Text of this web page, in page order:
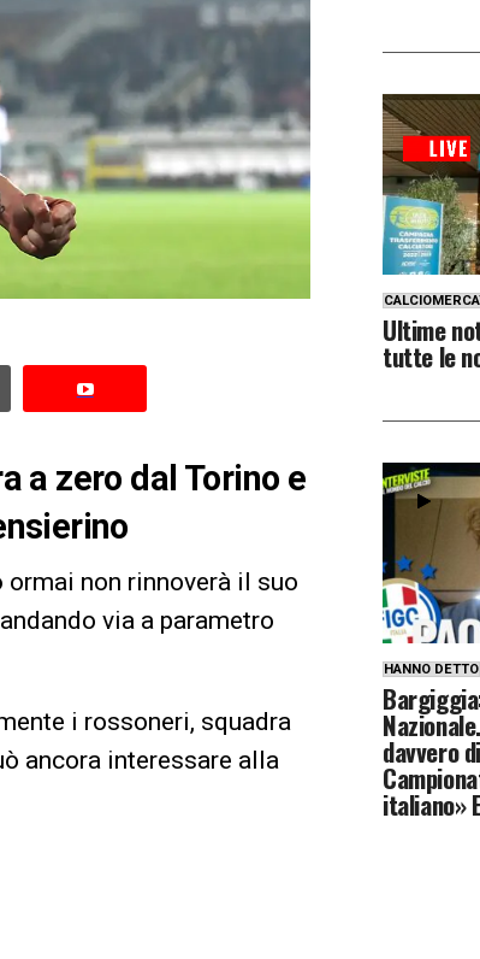
a zero dal Torino e
ormai non rinnoverà il suo
via a parametro
i rossoneri, squadra
ancora interessare alla
Ultime
tutte le
HANNO DETTO
davvero
italiano»